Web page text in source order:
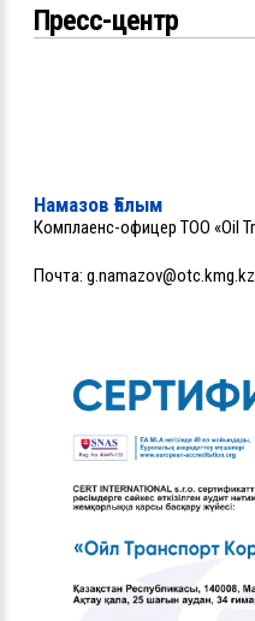
Пресс-центр
Намазов Ғалым
Комплаенс-офицер ТОО «Oil
Почта: g.namazov@otc.kmg.kz